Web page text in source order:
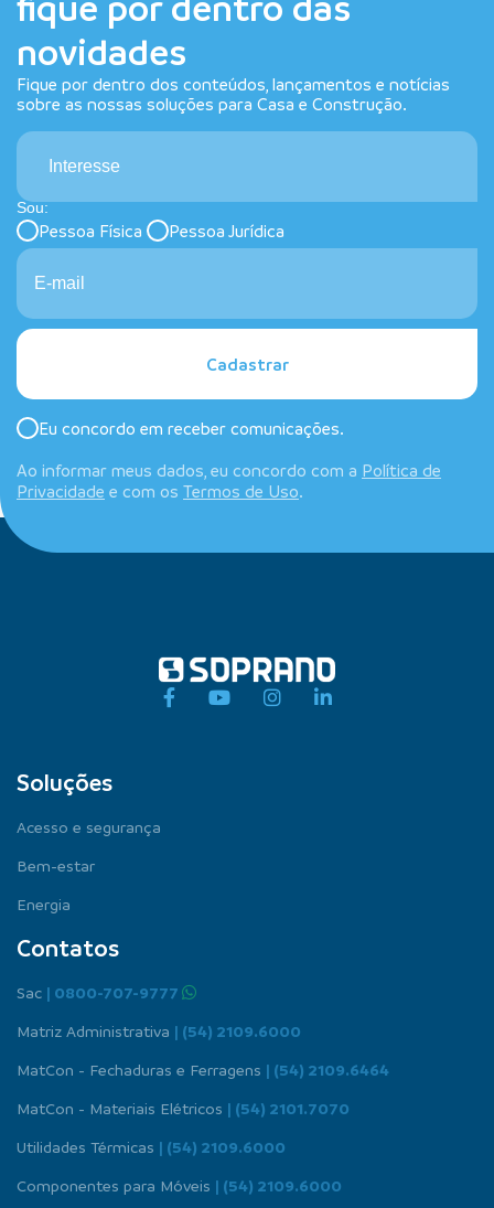
novidades
Fique por dentro dos conteúdos, lançamentos e notícias
sobre as nossas soluções para Casa e Construção.
Interesse
Sou:
Pessoa Física Pessoa Jurídica
Cadastrar
Eu concordo em receber comunicações.
Ao informar meus dados, eu concordo com a Política de
Privacidade e com os Termos de Uso.
Soluções
Acesso e segurança
Bem-estar
Energia
Contatos
Sac | 0800-707-9777
Matriz Administrativa | (54) 2109.6000
MatCon - Fechaduras e Ferragens | (54) 2109.6464
MatCon - Materiais Elétricos | (54) 2101.7070
Utilidades Térmicas | (54) 2109.6000
Componentes para Móveis | (54) 2109.6000